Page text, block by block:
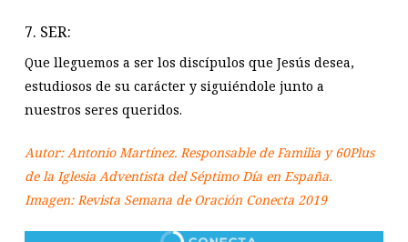
7. SER:
Que lleguemos a ser los discípulos que Jesús desea,
estudiosos de su carácter y siguiéndole junto a
nuestros seres queridos.
Autor: Antonio Martínez. Responsable de Familia y 60Plus
de la Iglesia Adventista del Séptimo Día en España.
Imagen: Revista Semana de Oración Conecta 2019